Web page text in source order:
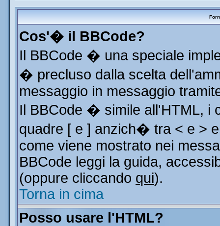
Cos'� il BBCode?
Il BBCode � una speciale
� precluso dalla scelta
messaggio in messaggio
Il BBCode � simile all'HTML, i
quadre [ e ] anzich� tra < e >
come viene mostrato nei
BBCode leggi la guida,
(oppure cliccando qui).
Torna in cima
Posso usare l'HTML?